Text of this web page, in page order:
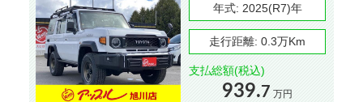
年式: 2025(R7)年
走行距離: 0.3万Km
支払総額(税込)
939.7 万円